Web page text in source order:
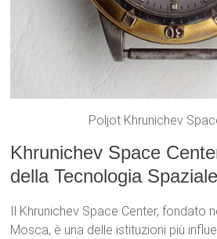
Poljot Khrunichev
Khrunichev Space
della Tecnologia
Il Khrunichev Space Center, fondato
Mosca, è una delle istituzioni più